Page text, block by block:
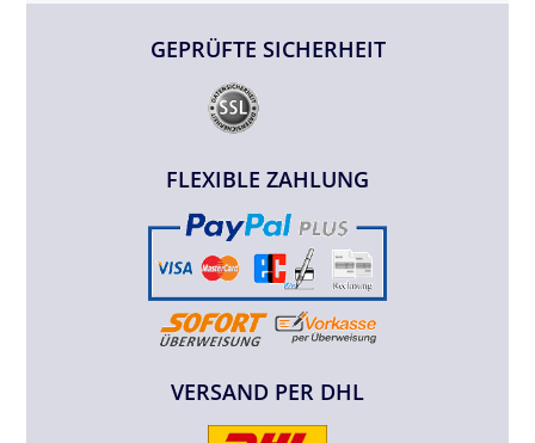
GEPRÜFTE SICHERHEIT
FLEXIBLE ZAHLUNG
VERSAND PER DHL